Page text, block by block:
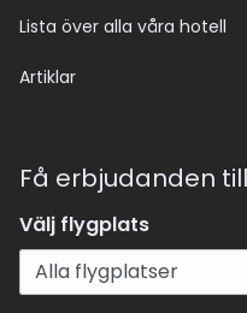
Lista över alla våra hotell
Artiklar
Få erbjudanden
Välj flygplats